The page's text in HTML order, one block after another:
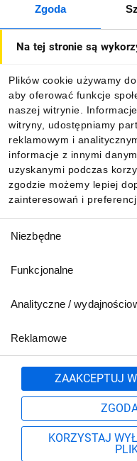
Zgoda
Na tej stronie są
Plików cookie używamy
aby oferować funkcje
naszej witrynie.
witryny, udostępniamy
reklamowym i
informacje z innymi
uzyskanymi podczas
zgodzie możemy lepiej
zainteresowań i
zgody
Niezbędne
Funkcjonalne
Analityczne /
Reklamowe
ZAAKCEPTUJ
KORZYSTAJ
O firmie
Informacje
Pobierz
801 500